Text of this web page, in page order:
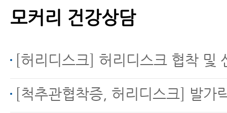
척추전방전위증을 동반
이 치료하는 방법
모커리 건강상담
[허리디스크] 허리디스크 협착 및 신경통 문의 (디스크내장
[척추관협착증, 허리디스크] 발가락 마비